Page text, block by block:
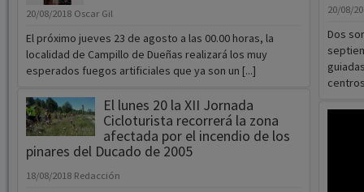
20/08/2018 Oscar Gil
El próximo jueves 23 de agosto a las 00.00 horas, la
localidad de Campillo de Dueñas realizará los muy
esperados fuegos artificiales que ya son un [...]
El lunes 20 la XII Jornada
Cicloturista recorrerá la zona
afectada por el incendio de los
pinares del Ducado de 2005
18/08/2018 Redacción
20/08/
Dos